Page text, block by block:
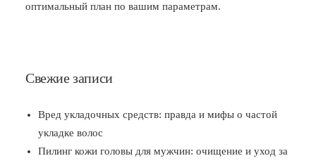
оптимальный план по вашим параметрам.
Свежие записи
Вред укладочных средств: правда и мифы о частой
укладке волос
Пилинг кожи головы для мужчин: очищение и уход за